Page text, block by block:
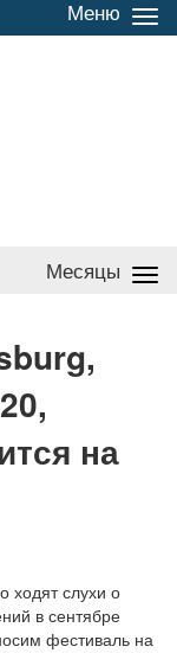
/
Меню
Месяцы
на
ходят слухи о
в сентябре
фестиваль на